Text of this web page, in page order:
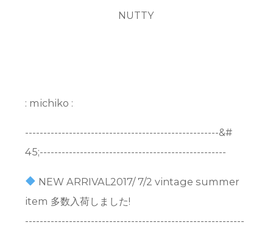
NUTTY
: michiko :
-----------------------------------------------------&#
45;---------------------------------------------------
NEW ARRIVAL2017/ 7/2 vintage summer
item 多数入荷しました!
------------------------------------------------------------